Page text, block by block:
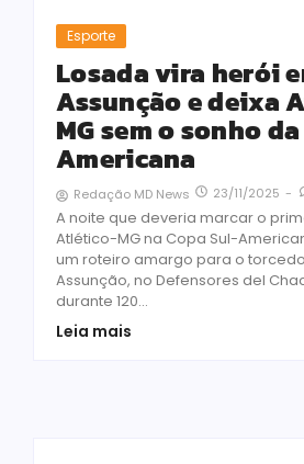
Esporte
Losada vira herói
Assunção e deixa
MG sem o sonho
Americana
Redação MD News 23/11/2025 -
A noite que deveria marcar o
Atlético-MG na Copa Sul-
um roteiro amargo para o
Assunção, no Defensores del
durante 120...
Leia mais